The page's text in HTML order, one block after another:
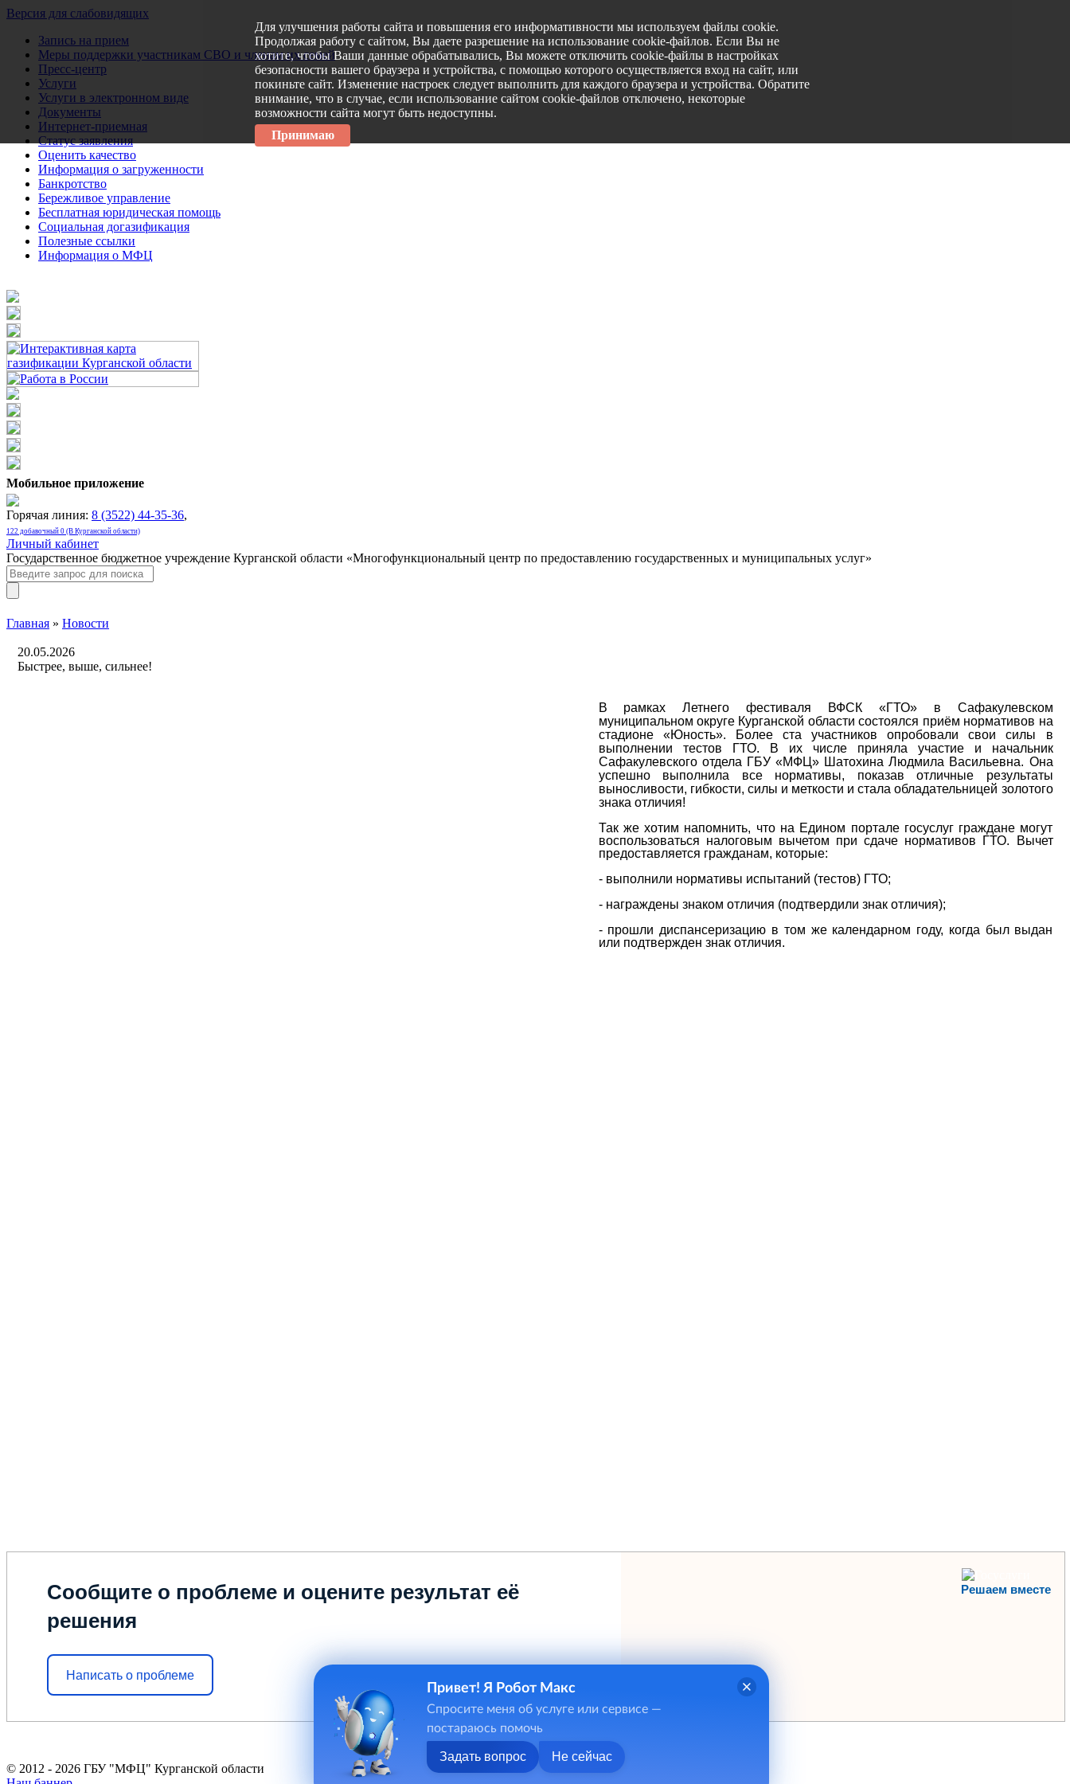
Версия для слабовидящих
Запись на прием
Меры поддержки участникам СВО и членам их семей
Пресс-центр
Услуги
Услуги в электронном виде
Документы
Интернет-приемная
Статус заявления
Оценить качество
Информация о загруженности
Банкротство
Бережливое управление
Бесплатная юридическая помощь
Социальная догазификация
Полезные ссылки
Информация о МФЦ
Мобильное приложение
Горячая линия: 8 (3522) 44-35-36,
122 добавочный 0 (В Курганской области)
Личный кабинет
Государственное бюджетное учреждение Курганской области «Многофункциональный центр по предоставлению государственных и муниципальных услуг»
Главная » Новости
20.05.2026
Быстрее, выше, сильнее!
В рамках Летнего фестиваля ВФСК «ГТО» в Сафакулевском
муниципальном округе Курганской области состоялся приём нормативов на
стадионе «Юность». Более ста участников опробовали свои силы в
выполнении тестов ГТО. В их числеприняла участие и начальник
Сафакулевского отдела ГБУ «МФЦ» Шатохина Людмила Васильевна. Она
успешно выполнила всенормативы, показав отличные результаты
выносливости, гибкости, силы и меткости и стала обладательницей золотого
знака отличия!
Так же хотим напомнить, что на Едином портале госуслуг граждане могут
воспользоваться налоговым вычетом при сдаче нормативов ГТО. Вычет
предоставляется гражданам, которые:
- выполнили нормативы испытаний (тестов) ГТО;
- награждены знаком отличия (подтвердили знак отличия);
- прошли диспансеризацию в том же календарном году, когда был выдан
или подтвержден знак отличия.
Решаем вместе
Сообщите о проблеме и оцените результат её
решения
Написать о проблеме
© 2012 - 2026 ГБУ "МФЦ" Курганской области
Для улучшения работы сайта и повышения его информативности мы используем файлы cookie.
Продолжая работу с сайтом, Вы даете разрешение на использование cookie-файлов. Если Вы не
хотите, чтобы Ваши данные обрабатывались, Вы можете отключить cookie-файлы в настройках
безопасности вашего браузера и устройства, с помощью которого осуществляется вход на сайт, или
покиньте сайт. Изменение настроек следует выполнить для каждого браузера и устройства. Обратите
внимание, что в случае, если использование сайтом cookie-файлов отключено, некоторые
возможности сайта могут быть недоступны.
Принимаю
Привет! Я Робот Макс
Спросите меня об услуге или сервисе —
постараюсь помочь
Задать вопрос Не сейчас